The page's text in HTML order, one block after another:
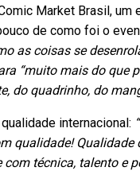
Market Brasil,
de como foi o
as coisas se
“muito mais do
do quadrinho, do
internacional:
técnica, talento